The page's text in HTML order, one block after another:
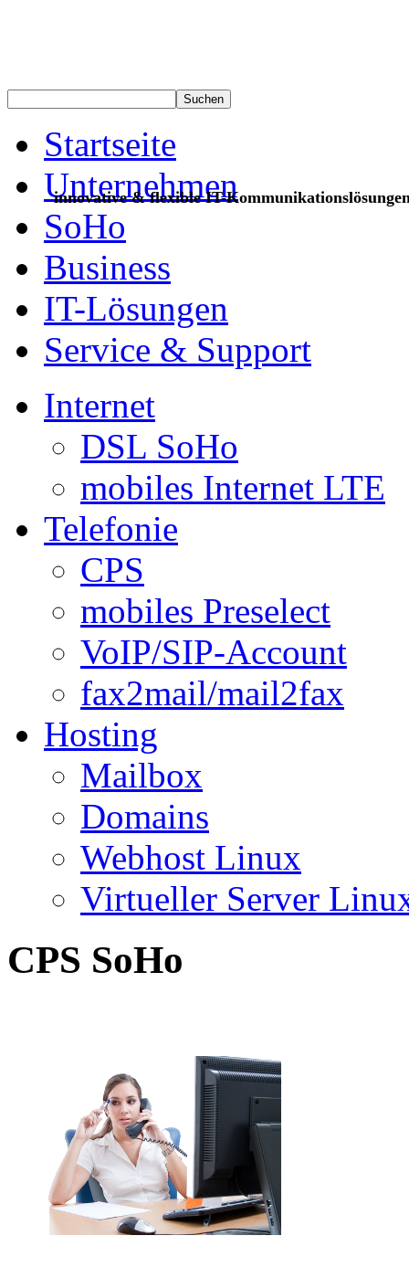
innovative & flexible IT-
Startseite
Unternehmen
SoHo
Business
IT-Lösungen
Service & Support
Internet
DSL SoHo
mobiles Internet LTE
Telefonie
CPS
mobiles Preselect
VoIP/SIP-Account
fax2mail/mail2fax
Hosting
Mailbox
Domains
Webhost Linux
Virtueller Server
CPS SoHo